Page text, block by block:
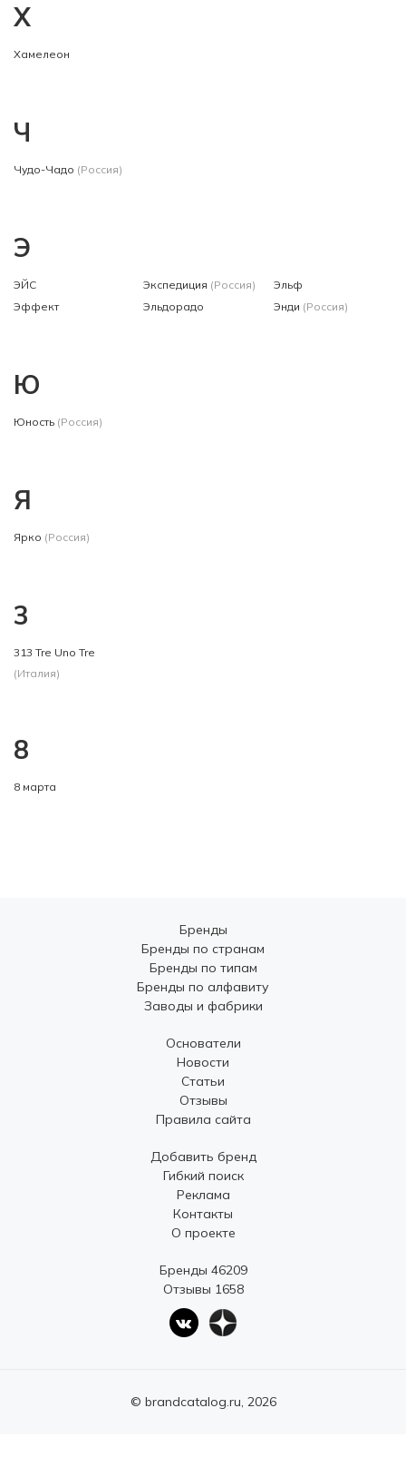
Х
Хамелеон
Ч
Чудо-Чадо (Россия)
Э
ЭЙС
Эффект
Экспедиция (Россия)
Эльдорадо
Эльф
Энди (Россия)
Ю
Юность (Россия)
Я
Ярко (Россия)
3
313 Tre Uno Tre
(Италия)
8
8 марта
Бренды
Бренды по странам
Бренды по типам
Бренды по алфавиту
Заводы и фабрики
Основатели
Новости
Статьи
Отзывы
Правила сайта
Добавить бренд
Гибкий поиск
Реклама
Контакты
О проекте
Бренды 46209
Отзывы 1658
© brandcatalog.ru, 2026